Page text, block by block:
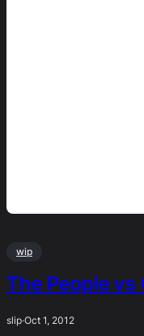
wip
The People
slip·Oct 1, 2012